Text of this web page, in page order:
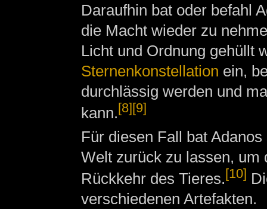
Daraufhin bat oder befahl
die Macht wieder zu
Licht und Ordnung gehüllt
Sternenkonstellation ein,
durchlässig werden und
kann.[8][9]
Für diesen Fall bat
Welt zurück zu lassen, um
Rückkehr des Tieres.[10]
verschiedenen Artefakten.